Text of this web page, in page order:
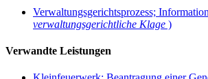
Verwaltungsgerichtsprozess;
verwaltungsgerichtliche Klage )
Verwandte Leistungen